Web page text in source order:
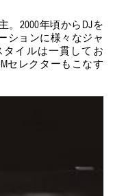
主。2000年頃からDJを
ションに様々なジャ
イルは一貫してお
セレクターもこなす